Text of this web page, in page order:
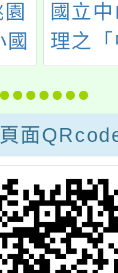
及
研
國立
理之
參加
37屆
林匹
頁面